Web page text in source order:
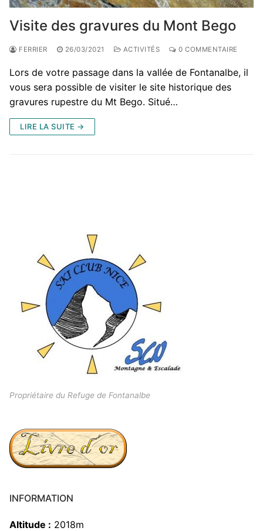
Visite des gravures du Mont Bego
FERRIER 26/03/2021 ACTIVITÉS 0 COMMENTAIRE
Lors de votre passage dans la vallée de Fontanalbe, il
vous sera possible de visiter le site historique des
gravures rupestre du Mt Bego. Situé…
LIRE LA SUITE →
Propriétaire du Refuge de Fontanalbe
INFORMATION
Altitude : 2018m